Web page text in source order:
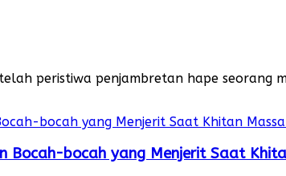
peristiwa penjambretan hape
Bocah-bocah yang Menjerit Saat